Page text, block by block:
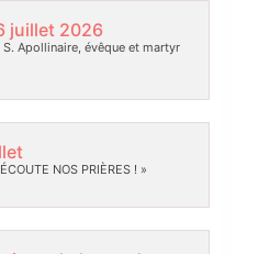
juillet 2026
Apollinaire, évêque et martyr
NOS PRIÈRES ! »